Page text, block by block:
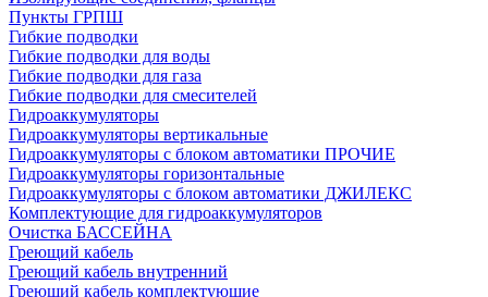
Пункты ГРПШ
Гибкие подводки
Гибкие подводки для воды
Гибкие подводки для газа
Гибкие подводки для смесителей
Гидроаккумуляторы
Гидроаккумуляторы вертикальные
Гидроаккумуляторы с блоком автоматики ПРОЧИЕ
Гидроаккумуляторы горизонтальные
Гидроаккумуляторы с блоком автоматики ДЖИЛЕКС
Комплектующие для гидроаккумуляторов
Очистка БАССЕЙНА
Греющий кабель
Греющий кабель внутренний
Греющий кабель комплектующие